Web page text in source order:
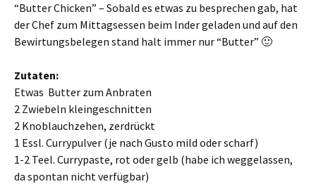
“Butter Chicken” – Sobald es etwas zu besprechen gab, hat
der Chef zum Mittagsessen beim Inder geladen und auf den
Bewirtungsbelegen stand halt immer nur “Butter” 🙂
Zutaten:
Etwas Butter zum Anbraten
2 Zwiebeln kleingeschnitten
2 Knoblauchzehen, zerdrückt
1 Essl. Currypulver (je nach Gusto mild oder scharf)
1-2 Teel. Currypaste, rot oder gelb (habe ich weggelassen,
da spontan nicht verfügbar)